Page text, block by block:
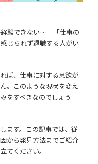
経験できない…」「仕事の
じられず退職する人がい
ば、仕事に対する意欲が
。このような現状を変え
をすべきなのでしょう
ます。この記事では、従
から発見方法までご紹介
てください。